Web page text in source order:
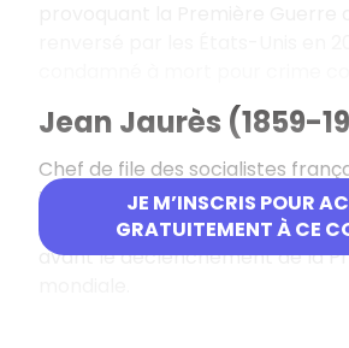
JE M’INSCRIS POUR
GRATUITEMENT À CE
Jean Jaurès (1859-
Chef de file des socialistes
XX
siècle, il est le fondateur du
L’Humanité. Militant pacifiste, il
avant le déclenchement de la